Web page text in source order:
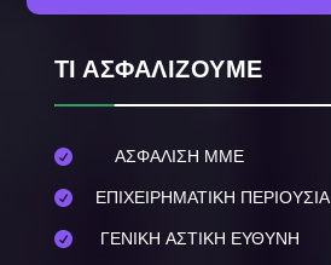
ΤΙ ΑΣΦΑΛΙΖΟΥΜΕ
 ΑΣΦΑΛΙΣΗ ΜΜΕ
 ΕΠΙΧΕΙΡΗΜΑΤΙΚΗ ΠΕΡΙΟΥΣΙΑ
 ΓΕΝΙΚΗ ΑΣΤΙΚΗ ΕΥΘΥΝΗ